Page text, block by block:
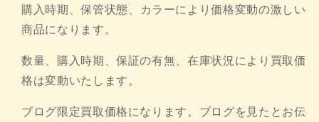
購入時期、保管状態、
カラーにより価格変動の激しい
商品になります。
数量、購入時期、保証の有無、在庫状況により買取価
格は変動いたします。
ブログ限定買取価格になります。ブログを見たとお伝